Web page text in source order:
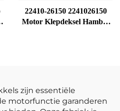
22410-26150 2241026150
Motor Klepdeksel Hamber
zijn essentiële
motorfunctie garanderen